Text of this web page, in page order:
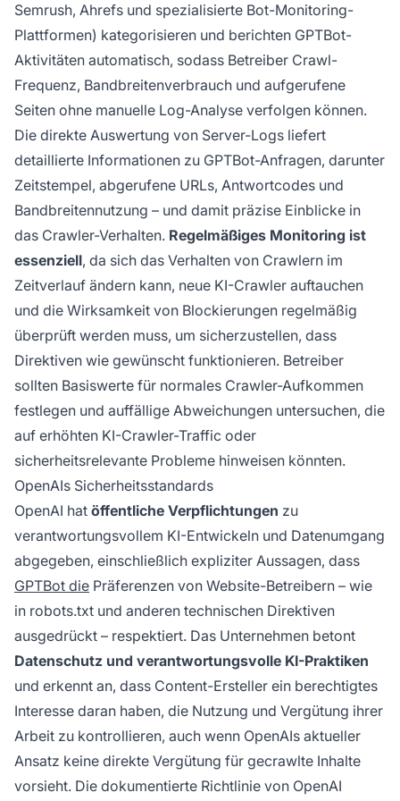
Semrush, Ahrefs und spezialisierte Bot-Monitoring-
Plattformen) kategorisieren und berichten GPTBot-
Aktivitäten automatisch, sodass Betreiber Crawl-
Frequenz, Bandbreitenverbrauch und aufgerufene
Seiten ohne manuelle Log-Analyse verfolgen können.
Die direkte Auswertung von Server-Logs liefert
detaillierte Informationen zu GPTBot-Anfragen, darunter
Zeitstempel, abgerufene URLs, Antwortcodes und
Bandbreitennutzung – und damit präzise Einblicke in
das Crawler-Verhalten. Regelmäßiges Monitoring ist
essenziell, da sich das Verhalten von Crawlern im
Zeitverlauf ändern kann, neue KI-Crawler auftauchen
und die Wirksamkeit von Blockierungen regelmäßig
überprüft werden muss, um sicherzustellen, dass
Direktiven wie gewünscht funktionieren. Betreiber
sollten Basiswerte für normales Crawler-Aufkommen
festlegen und auffällige Abweichungen untersuchen, die
auf erhöhten KI-Crawler-Traffic oder
sicherheitsrelevante Probleme hinweisen könnten.
OpenAIs Sicherheitsstandards
OpenAI hat öffentliche Verpflichtungen zu
verantwortungsvollem KI-Entwickeln und Datenumgang
abgegeben, einschließlich expliziter Aussagen, dass
GPTBot die Präferenzen von Website-Betreibern – wie
in robots.txt und anderen technischen Direktiven
ausgedrückt – respektiert. Das Unternehmen betont
Datenschutz und verantwortungsvolle KI-Praktiken
und erkennt an, dass Content-Ersteller ein berechtigtes
Interesse daran haben, die Nutzung und Vergütung ihrer
Arbeit zu kontrollieren, auch wenn OpenAIs aktueller
Ansatz keine direkte Vergütung für gecrawlte Inhalte
vorsieht. Die dokumentierte Richtlinie von OpenAI